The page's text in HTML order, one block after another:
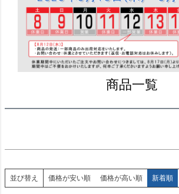
商品一覧
登録順
価格が安い順
価格が高い順
優先度順
レビュー順
キーワードヒット順
検索
並び替え 価格が安い順 価格が高い順 新着順